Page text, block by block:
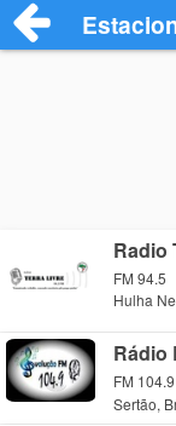
Radio
FM 94.5
Hulha
Rádio
FM 104.9
Sertão,